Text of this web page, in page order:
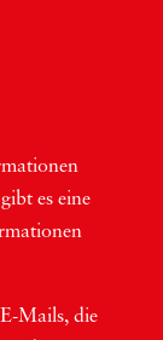
es eine
Mails, die